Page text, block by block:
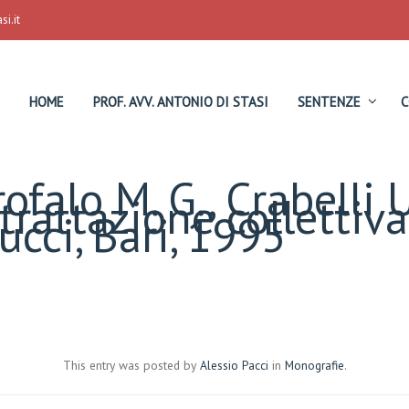
HOME PROF. AVV. ANTONIO DI STASI SENTENZE
M. G., Crabelli
Bari, 1995
This entry was posted by Alessio Pacci in Monografie.